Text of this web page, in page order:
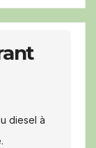
diesel à